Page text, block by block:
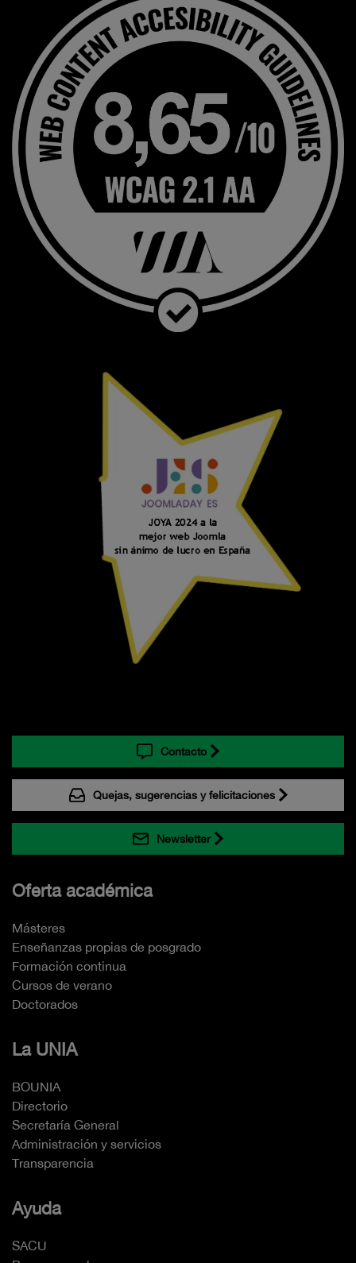
Contacto
Quejas, sugerencias y felicitaciones
Newsletter
Oferta académica
Másteres
Enseñanzas propias de posgrado
Formación continua
Cursos de verano
Doctorados
La UNIA
BOUNIA
Directorio
Secretaría General
Administración y servicios
Transparencia
Ayuda
SACU